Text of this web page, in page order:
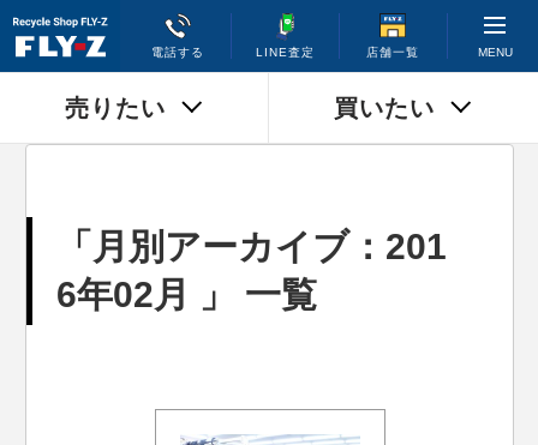
電話する LINE査定 店舗一覧 MENU
売りたい 買いたい
「月別アーカイブ：201
6年02月 」 一覧